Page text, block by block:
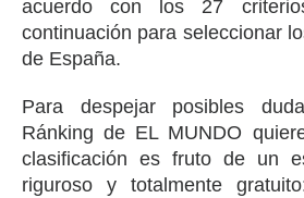
acuerdo con los 27
continuación para seleccionar
de España.
Para despejar posibles
Ránking de EL MUNDO
clasificación es fruto de un
riguroso y totalmente